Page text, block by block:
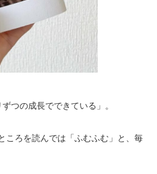
つの成長でできている」。
ころを読んでは「ふむふむ」と、毎